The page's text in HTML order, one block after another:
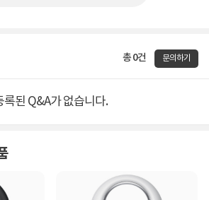
총 0건 문의하기
록된 Q&A가 없습니다.